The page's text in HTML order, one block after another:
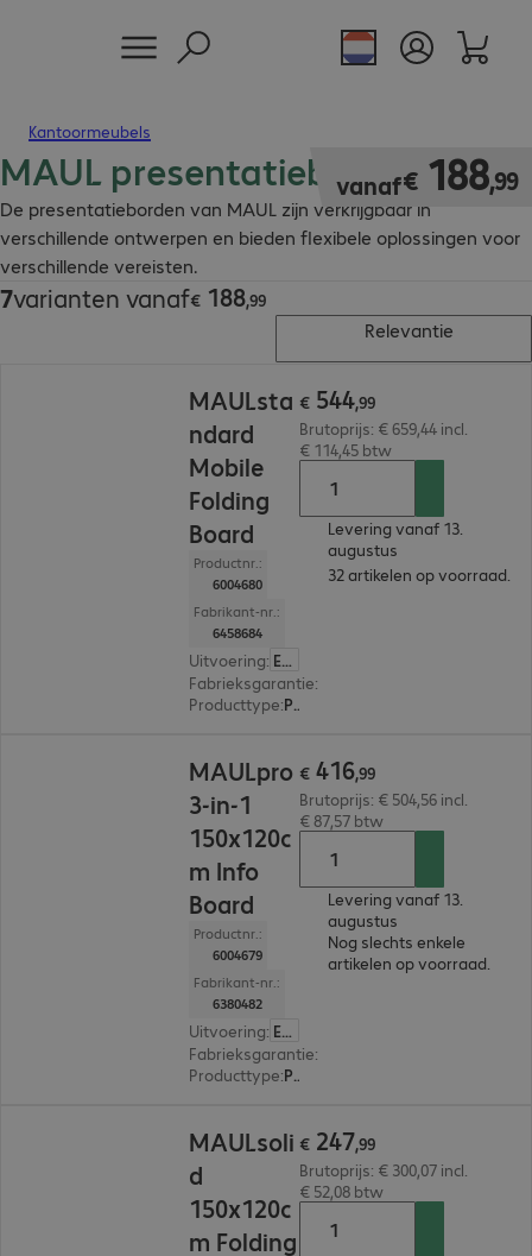
Kantoormeubels
MAUL presentatieborden
De presentatieborden van MAUL zijn verkrijgbaar in
verschillende ontwerpen en bieden flexibele oplossingen voor
verschillende vereisten.
vanaf€ 188,99
€ 188,99
7varianten vanaf€ 188,99
€ 188,99
Relevantie
MAULsta
ndard
Mobile
Folding
Board
Productnr.:
6004680
Fabrikant-nr.:
6458684
Uitvoering: Europa
Fabrieksgarantie:
Producttype: Presentatiebord
€ 544,99
Brutoprijs: € 659,44 incl.
€ 114,45 btw
Levering vanaf 13.
augustus
32 artikelen op voorraad.
MAULpro
3-in-1
150x120c
m Info
Board
Productnr.:
6004679
Fabrikant-nr.:
6380482
Uitvoering: Europa
Fabrieksgarantie:
Producttype: Presentatiebord
€ 416,99
Brutoprijs: € 504,56 incl.
€ 87,57 btw
Levering vanaf 13.
augustus
Nog slechts enkele
artikelen op voorraad.
MAULsoli
d
150x120c
m Folding
€ 247,99
Brutoprijs: € 300,07 incl.
€ 52,08 btw